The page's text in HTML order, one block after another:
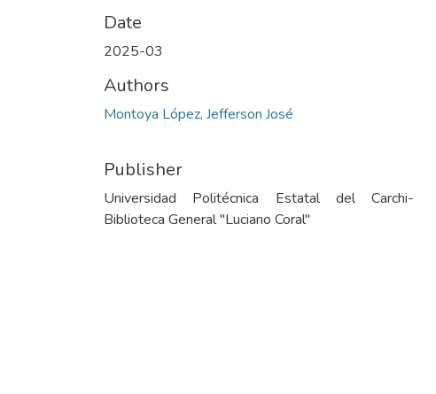
Date
2025-03
Authors
Montoya López, Jefferson José
Publisher
Universidad Politécnica Estatal del Carchi-
Biblioteca General "Luciano Coral"